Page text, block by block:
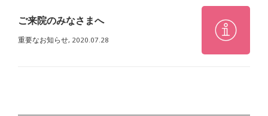
ご来院のみなさまへ
重要なお知らせ, 2020.07.28